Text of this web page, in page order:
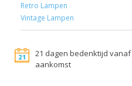
Retro Lampen
Vintage Lampen
21 dagen bedenktijd vanaf
aankomst